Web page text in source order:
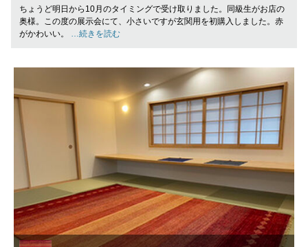
ちょうど明日から10月のタイミングで受け取りました。同級生がお店の
奥様。この度の展示会にて、小さいですが玄関用を初購入しました。赤
がかわいい。 …続きを読む